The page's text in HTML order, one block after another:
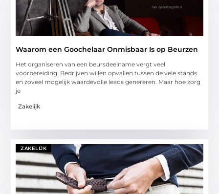
Waarom een Goochelaar Onmisbaar Is op Beurzen
Het organiseren van een beursdeelname vergt veel
voorbereiding. Bedrijven willen opvallen tussen de vele stands
en zoveel mogelijk waardevolle leads genereren. Maar hoe zorg
je
Zakelijk
ZAKELIJK